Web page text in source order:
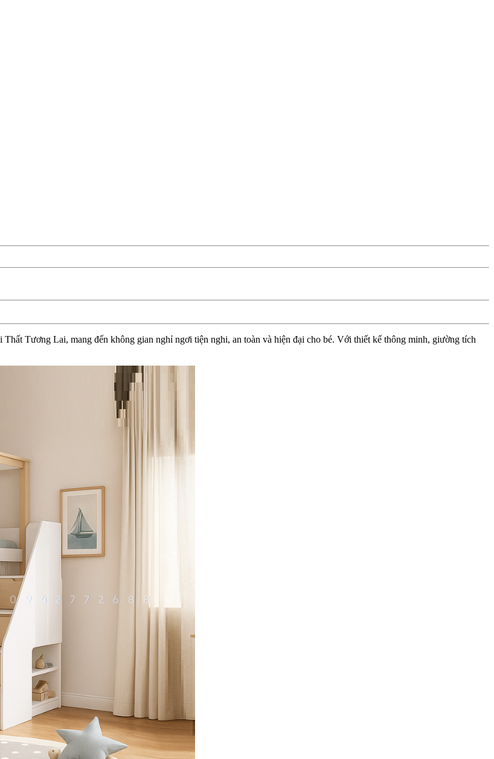
Tương Lai, mang đến không gian nghỉ ngơi tiện nghi, an toàn và hiện đại cho bé. Với thiết kế thông minh, giường tích